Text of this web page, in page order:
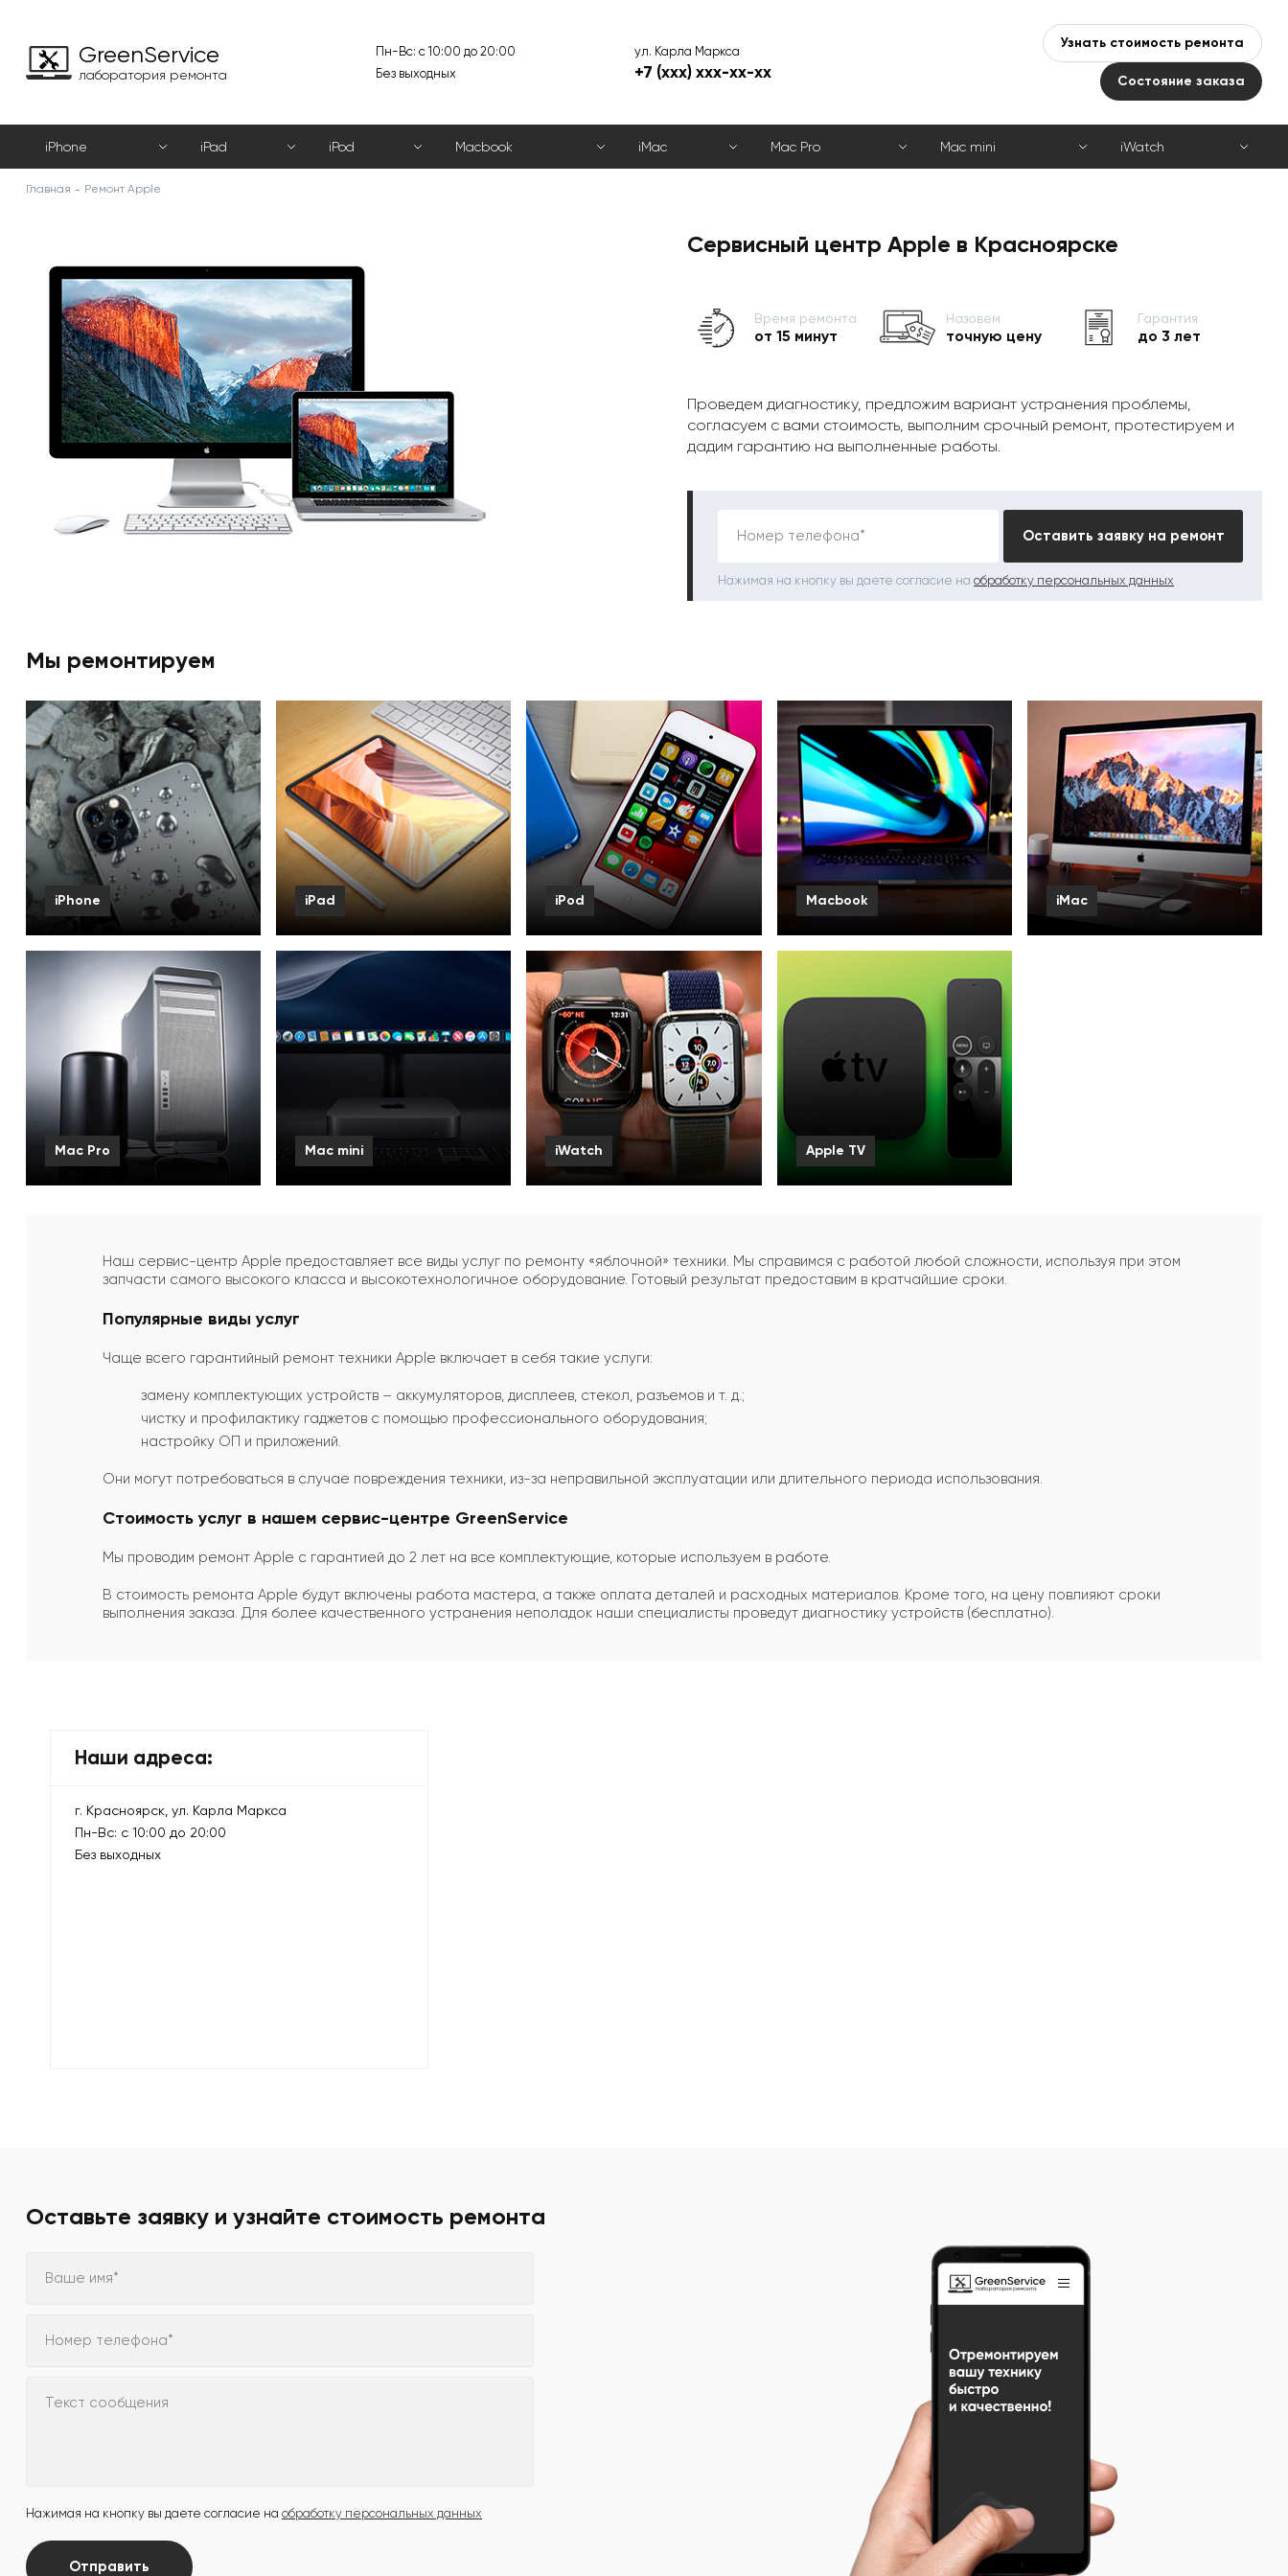
GreenService
лаборатория ремонта
Пн-Вс: с 10:00 до 20:00
Без выходных
ул. Карла Маркса
+7 (xxx) xxx-xx-xx
Узнать стоимость ремонта
Состояние заказа
iPhone iPad iPod Macbook iMac Mac Pro Mac mini iWatch
Главная Ремонт Apple
Сервисный центр Apple в Красноярске
Время ремонта
от 15 минут
Назовем
точную цену
Гарантия
до 3 лет
Проведем диагностику, предложим вариант устранения проблемы,
согласуем с вами стоимость, выполним срочный ремонт, протестируем и
дадим гарантию на выполненные работы.
Номер телефона* Оставить заявку на ремонт
Нажимая на кнопку вы даете согласие на обработку персональных данных
Мы ремонтируем
iPhone
Смотреть все
iPad
Смотреть все
iPod
Смотреть все
Macbook iMac
Mac Pro Mac mini iWatch Apple TV
Наш сервис-центр Apple предоставляет все виды услуг по ремонту «яблочной» техники. Мы справимся с работой любой сложности, используя при этом
запчасти самого высокого класса и высокотехнологичное оборудование. Готовый результат предоставим в кратчайшие сроки.
Популярные виды услуг
Чаще всего гарантийный ремонт техники Apple включает в себя такие услуги:
замену комплектующих устройств – аккумуляторов, дисплеев, стекол, разъемов и т. д.;
чистку и профилактику гаджетов с помощью профессионального оборудования;
настройку ОП и приложений.
Они могут потребоваться в случае повреждения техники, из-за неправильной эксплуатации или длительного периода использования.
Стоимость услуг в нашем сервис-центре GreenService
Мы проводим ремонт Apple с гарантией до 2 лет на все комплектующие, которые используем в работе.
В стоимость ремонта Apple будут включены работа мастера, а также оплата деталей и расходных материалов. Кроме того, на цену повлияют сроки
выполнения заказа. Для более качественного устранения неполадок наши специалисты проведут диагностику устройств (бесплатно).
Наши адреса:
г. Красноярск, ул. Карла Маркса
Пн-Вс: с 10:00 до 20:00
Без выходных
Оставьте заявку и узнайте стоимость ремонта
Ваше имя*
Номер телефона*
Текст сообщения
Нажимая на кнопку вы даете согласие на обработку персональных данных
Отправить